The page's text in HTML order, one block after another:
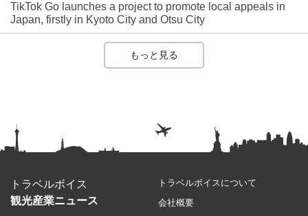
TikTok Go launches a project to promote local appeals in
Japan, firstly in Kyoto City and Otsu City
もっと見る
トラベルボイス
観光産業ニュース
トラベルボイスについて
会社概要